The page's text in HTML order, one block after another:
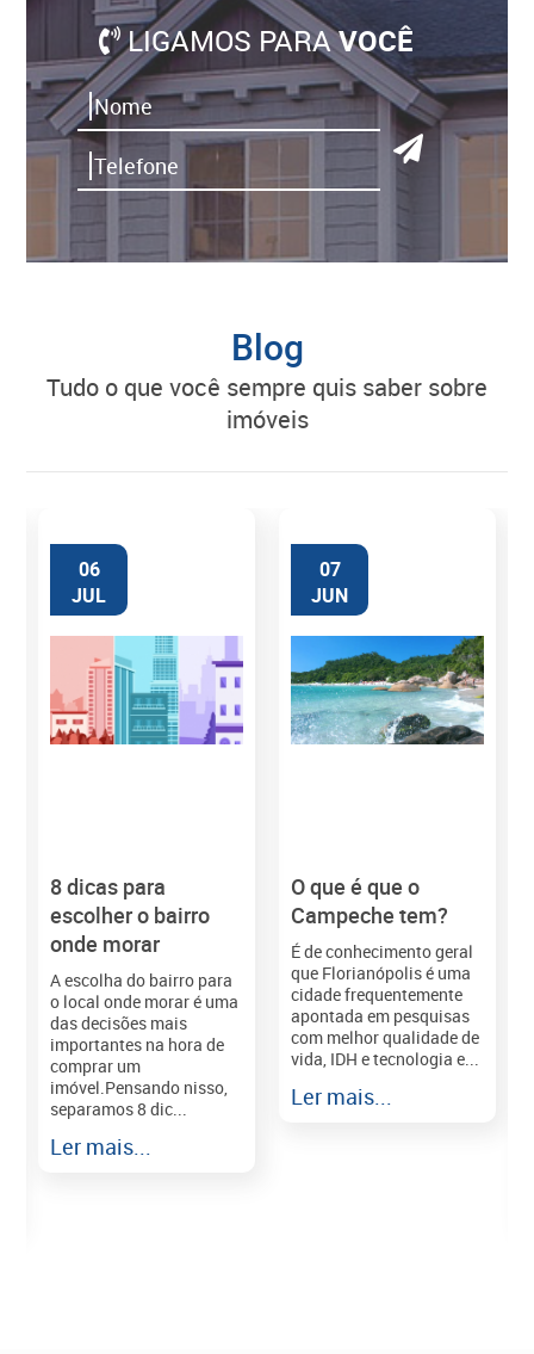
LIGAMOS PARAVOCÊ
Blog
tudo o que você sempre quis saber sobre
imóveis
06
JUL
8 dicas para
escolher o bairro
onde morar
A escolha do bairro para
o local onde morar é uma
das decisões mais
importantes na hora de
comprar um
imóvel.Pensando nisso,
separamos 8 dic...
Ler mais...
07
JUN
O que é que o
Campeche tem?
É de conhecimento geral
que Florianópolis é uma
cidade frequentemente
apontada em pesquisas
com melhor qualidade de
vida, IDH e tecnologia e...
Ler mais...